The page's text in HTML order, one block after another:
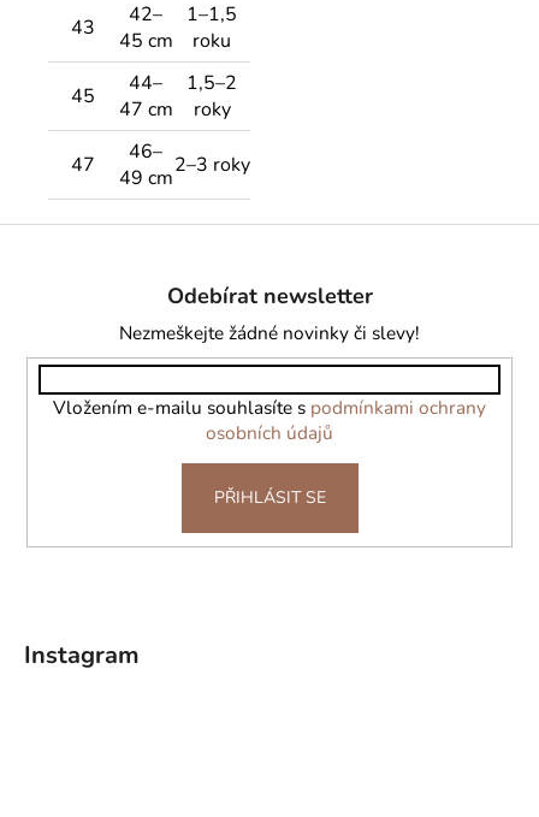
43
42–
45 cm
1–1,5
roku
45
44–
47 cm
1,5–2
roky
47
46–
49 cm2–3 roky
Odebírat newsletter
Nezmeškejte žádné novinky či slevy!
Vložením e-mailu souhlasíte s podmínkami ochrany
osobních údajů
PŘIHLÁSIT SE
Instagram